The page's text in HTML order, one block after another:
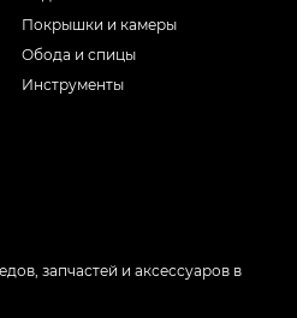
Покрышки и камеры
Обода и спицы
Инструменты
запчастей и аксессуаров в